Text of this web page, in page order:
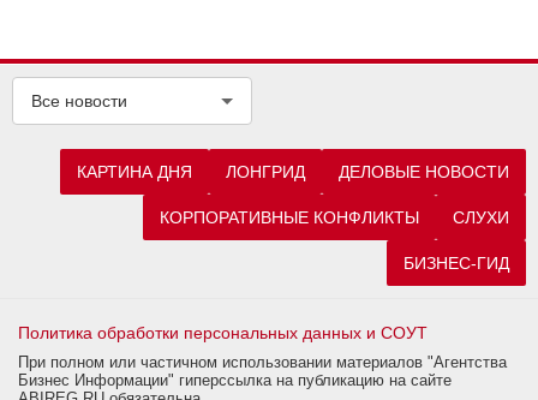
Все новости
КАРТИНА ДНЯ ЛОНГРИД ДЕЛОВЫЕ НОВОСТИ
КОРПОРАТИВНЫЕ КОНФЛИКТЫ СЛУХИ
БИЗНЕС-ГИД
Политика обработки персональных данных и СОУТ
При полном или частичном использовании материалов "Агентства
Бизнес Информации" гиперссылка на публикацию на сайте